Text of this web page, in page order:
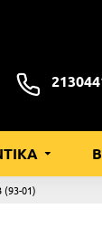
(93-01)